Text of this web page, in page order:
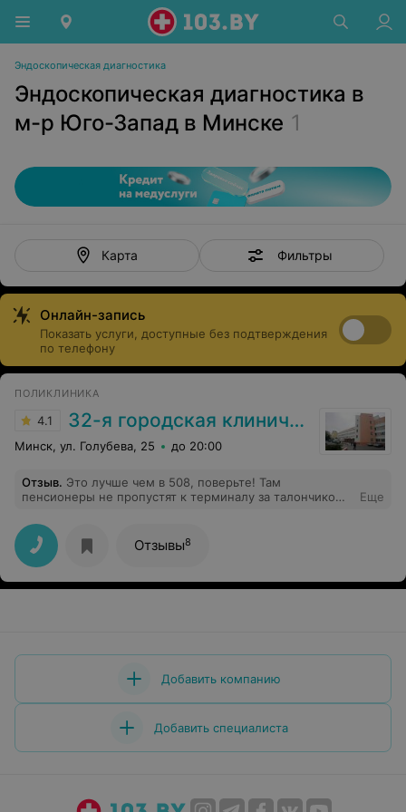
Эндоскопическая диагностика
Эндоскопическая диагностика в
м-р Юго-Запад в Минске 1
Карта Фильтры
Онлайн-запись
Показать услуги, доступные без подтверждения
по телефону
ПОЛИКЛИНИКА
4.1 32-я городская клиническая поликлиника
Минск, ул. Голубева, 25 до 20:00
Отзыв. Это лучше чем в 508, поверьте! Там
пенсионеры не пропустят к терминалу за талончиком,
понять можно, бояться до 9.30 не успеть сдать
анализы.Как предложение продлите время сдачи
анализов, сделайте для пенсионеров отдельный
кабинет или указывайте время прихода на анализы с 10
до 11. На работу не успеваешь. Врачи все очень
Еще
Отзывы8
Добавить компанию
Добавить специалиста